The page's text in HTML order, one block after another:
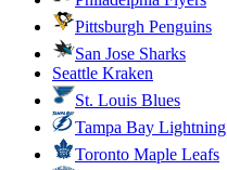
Pittsburgh Penguins
San Jose Sharks
Seattle Kraken
St. Louis Blues
Tampa Bay Lightning
Toronto Maple Leafs